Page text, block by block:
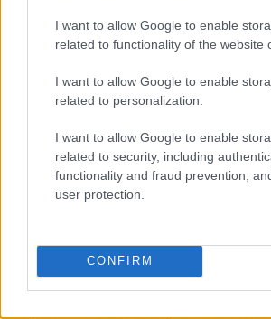
I want to allow Google to enable
related to functionality of the website
I want to allow Google to enable
related to personalization.
I want to allow Google to enable
related to security, including
functionality and fraud prevention,
user protection.
CONFIRM
Sigue leyendo